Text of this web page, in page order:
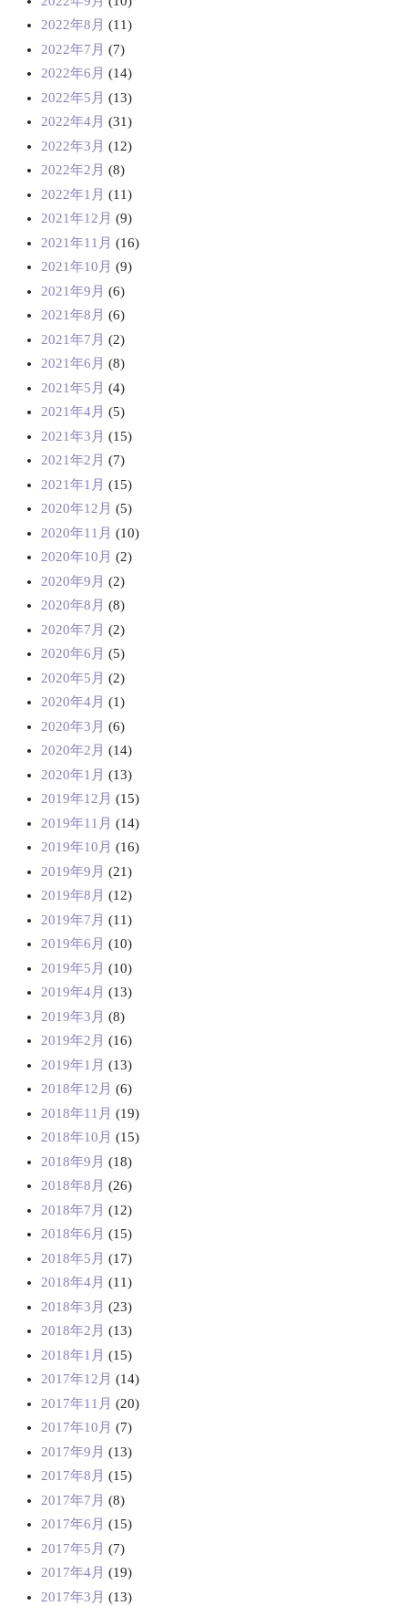
2022年8月 (11)
2022年7月 (7)
2022年6月 (14)
2022年5月 (13)
2022年4月 (31)
2022年3月 (12)
2022年2月 (8)
2022年1月 (11)
2021年12月 (9)
2021年11月 (16)
2021年10月 (9)
2021年9月 (6)
2021年8月 (6)
2021年7月 (2)
2021年6月 (8)
2021年5月 (4)
2021年4月 (5)
2021年3月 (15)
2021年2月 (7)
2021年1月 (15)
2020年12月 (5)
2020年11月 (10)
2020年10月 (2)
2020年9月 (2)
2020年8月 (8)
2020年7月 (2)
2020年6月 (5)
2020年5月 (2)
2020年4月 (1)
2020年3月 (6)
2020年2月 (14)
2020年1月 (13)
2019年12月 (15)
2019年11月 (14)
2019年10月 (16)
2019年9月 (21)
2019年8月 (12)
2019年7月 (11)
2019年6月 (10)
2019年5月 (10)
2019年4月 (13)
2019年3月 (8)
2019年2月 (16)
2019年1月 (13)
2018年12月 (6)
2018年11月 (19)
2018年10月 (15)
2018年9月 (18)
2018年8月 (26)
2018年7月 (12)
2018年6月 (15)
2018年5月 (17)
2018年4月 (11)
2018年3月 (23)
2018年2月 (13)
2018年1月 (15)
2017年12月 (14)
2017年11月 (20)
2017年10月 (7)
2017年9月 (13)
2017年8月 (15)
2017年7月 (8)
2017年6月 (15)
2017年5月 (7)
2017年4月 (19)
2017年3月 (13)